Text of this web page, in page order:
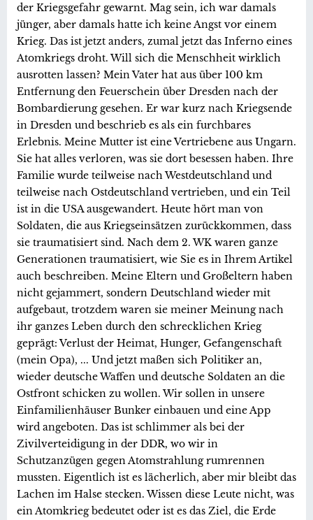
der Kriegsgefahr gewarnt. Mag sein, ich war damals
jünger, aber damals hatte ich keine Angst vor einem
Krieg. Das ist jetzt anders, zumal jetzt das Inferno eines
Atomkriegs droht. Will sich die Menschheit wirklich
ausrotten lassen? Mein Vater hat aus über 100 km
Entfernung den Feuerschein über Dresden nach der
Bombardierung gesehen. Er war kurz nach Kriegsende
in Dresden und beschrieb es als ein furchbares
Erlebnis. Meine Mutter ist eine Vertriebene aus Ungarn.
Sie hat alles verloren, was sie dort besessen haben. Ihre
Familie wurde teilweise nach Westdeutschland und
teilweise nach Ostdeutschland vertrieben, und ein Teil
ist in die USA ausgewandert. Heute hört man von
Soldaten, die aus Kriegseinsätzen zurückkommen, dass
sie traumatisiert sind. Nach dem 2. WK waren ganze
Generationen traumatisiert, wie Sie es in Ihrem Artikel
auch beschreiben. Meine Eltern und Großeltern haben
nicht gejammert, sondern Deutschland wieder mit
aufgebaut, trotzdem waren sie meiner Meinung nach
ihr ganzes Leben durch den schrecklichen Krieg
geprägt: Verlust der Heimat, Hunger, Gefangenschaft
(mein Opa), ... Und jetzt maßen sich Politiker an,
wieder deutsche Waffen und deutsche Soldaten an die
Ostfront schicken zu wollen. Wir sollen in unsere
Einfamilienhäuser Bunker einbauen und eine App
wird angeboten. Das ist schlimmer als bei der
Zivilverteidigung in der DDR, wo wir in
Schutzanzügen gegen Atomstrahlung rumrennen
mussten. Eigentlich ist es lächerlich, aber mir bleibt das
Lachen im Halse stecken. Wissen diese Leute nicht, was
ein Atomkrieg bedeutet oder ist es das Ziel, die Erde